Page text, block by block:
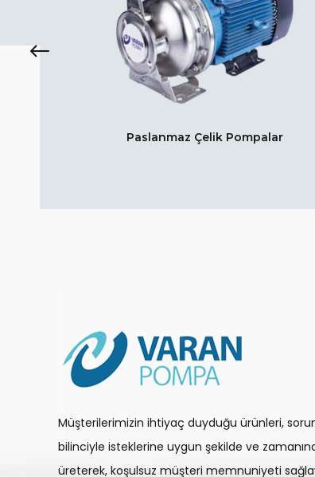
Paslanmaz Çelik Pompalar
Müşterilerimizin ihtiyaç duyduğu ürünleri,
bilinciyle isteklerine uygun şekilde ve
üreterek, koşulsuz müşteri memnuniyeti